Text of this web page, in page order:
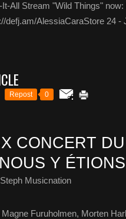
All Stream "Wild Things"
defj.am/AlessiaCaraStore 24 -
Repost 0
CONCERT
Y
Musicnation
Furuholmen, Morten